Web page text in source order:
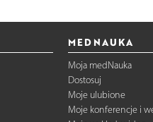
MEDNAUKA
Moja medNauka
Dostosuj
Moje ulubione
Moje konferencje i